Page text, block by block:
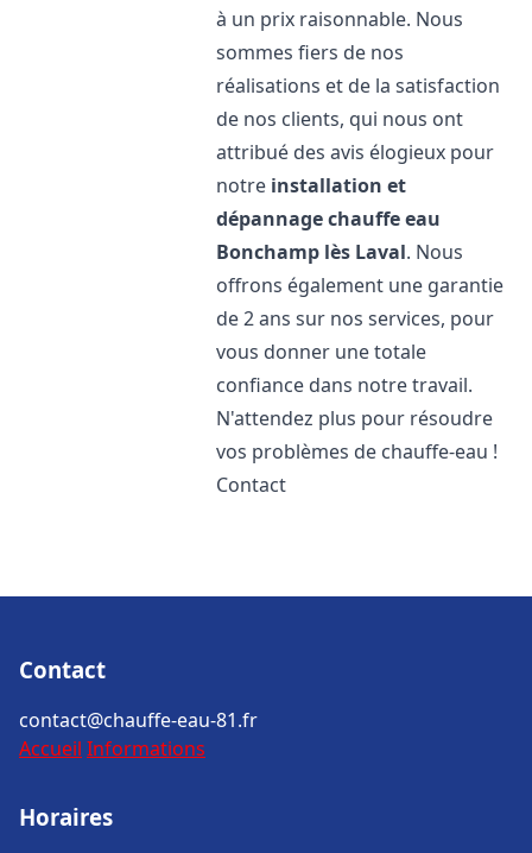
à un prix raisonnable. Nous
sommes fiers de nos
réalisations et de la satisfaction
de nos clients, qui nous ont
attribué des avis élogieux pour
notre installation et
dépannage chauffe eau
Bonchamp lès Laval. Nous
offrons également une garantie
de 2 ans sur nos services, pour
vous donner une totale
confiance dans notre travail.
N'attendez plus pour résoudre
vos problèmes de chauffe-eau !
Contact
Contact
contact@chauffe-eau-81.fr
Accueil Informations
Horaires